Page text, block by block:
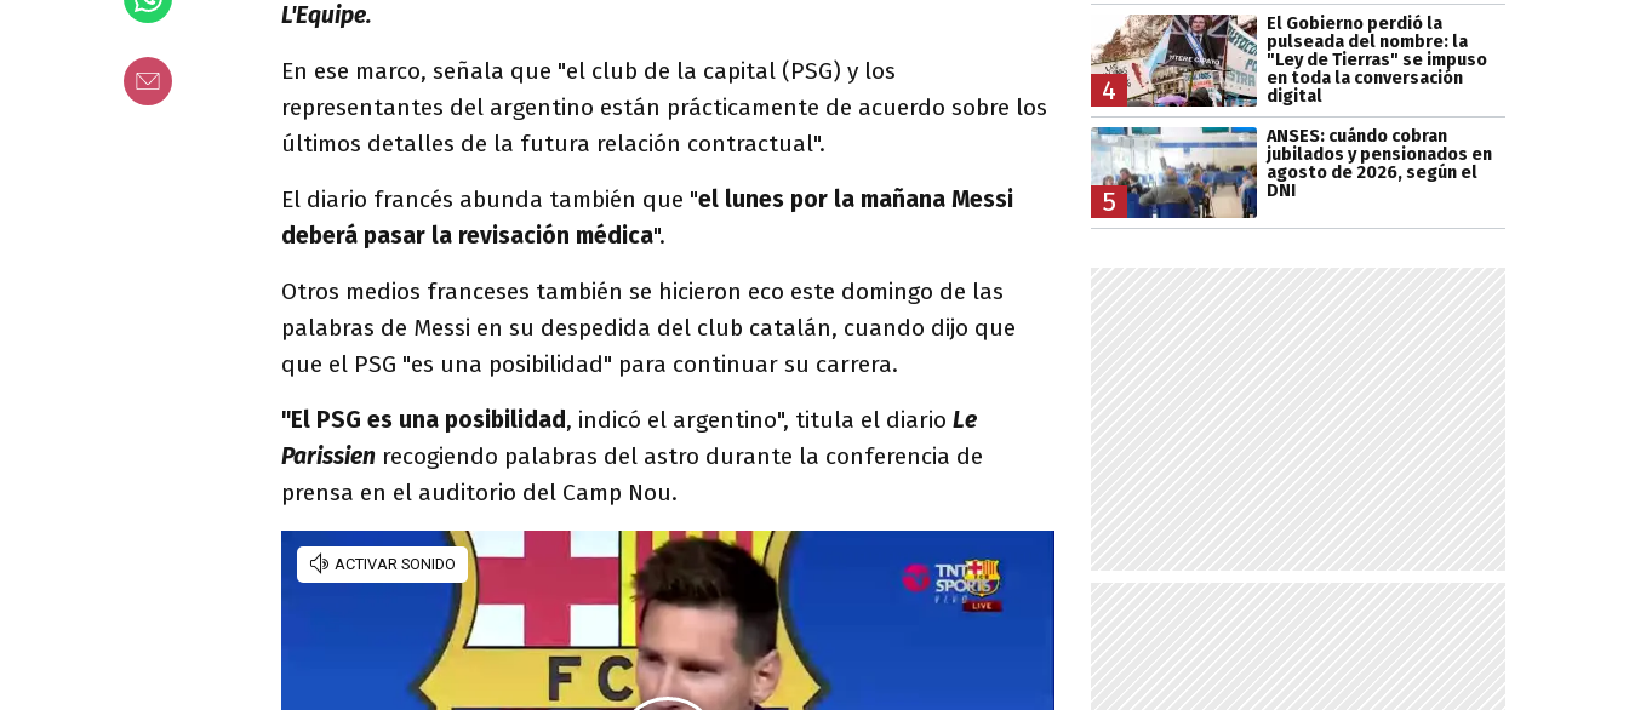
L'Equipe.
En ese marco, señala que "el club de la capital (PSG) y los
representantes del argentino están prácticamente de acuerdo sobre los
últimos detalles de la futura relación contractual".
El diario francés abunda también que "el lunes por la mañana Messi
deberá pasar la revisación médica".
Otros medios franceses también se hicieron eco este domingo de las
palabras de Messi en su despedida del club catalán, cuando dijo que
que el PSG "es una posibilidad" para continuar su carrera.
"El PSG es una posibilidad, indicó el argentino", titula el diario Le
Parissien recogiendo palabras del astro durante la conferencia de
prensa en el auditorio del Camp Nou.
4
El Gobierno perdió la
pulseada del nombre: la
"Ley de Tierras" se impuso
en toda la conversación
digital
5
ANSES: cuándo cobran
jubilados y pensionados en
agosto de 2026, según el
DNI